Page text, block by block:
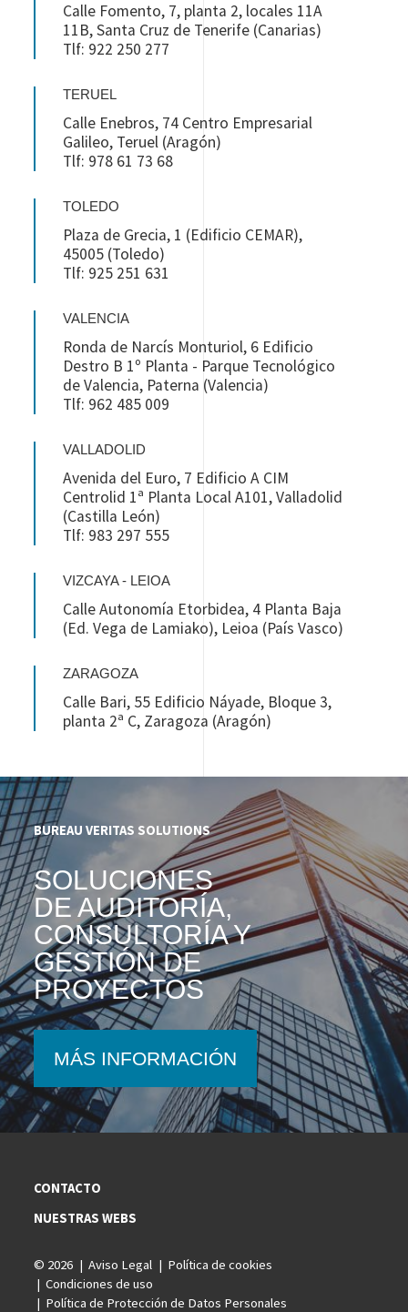
Calle Fomento, 7, planta 2, locales 11A
11B, Santa Cruz de Tenerife (Canarias)
Tlf: 922 250 277
TERUEL
Calle Enebros, 74 Centro Empresarial
Galileo, Teruel (Aragón)
Tlf: 978 61 73 68
TOLEDO
Plaza de Grecia, 1 (Edificio CEMAR),
45005 (Toledo)
Tlf: 925 251 631
VALENCIA
Ronda de Narcís Monturiol, 6 Edificio
Destro B 1º Planta - Parque Tecnológico
de Valencia, Paterna (Valencia)
Tlf: 962 485 009
VALLADOLID
Avenida del Euro, 7 Edificio A CIM
Centrolid 1ª Planta Local A101, Valladolid
(Castilla León)
Tlf: 983 297 555
VIZCAYA - LEIOA
Calle Autonomía Etorbidea, 4 Planta Baja
(Ed. Vega de Lamiako), Leioa (País Vasco)
ZARAGOZA
Calle Bari, 55 Edificio Náyade, Bloque 3,
planta 2ª C, Zaragoza (Aragón)
BUREAU VERITAS SOLUTIONS
SOLUCIONES
DE AUDITORÍA,
CONSULTORÍA Y
GESTIÓN DE
PROYECTOS
MÁS INFORMACIÓN
CONTACTO
NUESTRAS WEBS
© 2026 Aviso Legal
Política de cookies
Condiciones de uso
Política de Protección de Datos Personales